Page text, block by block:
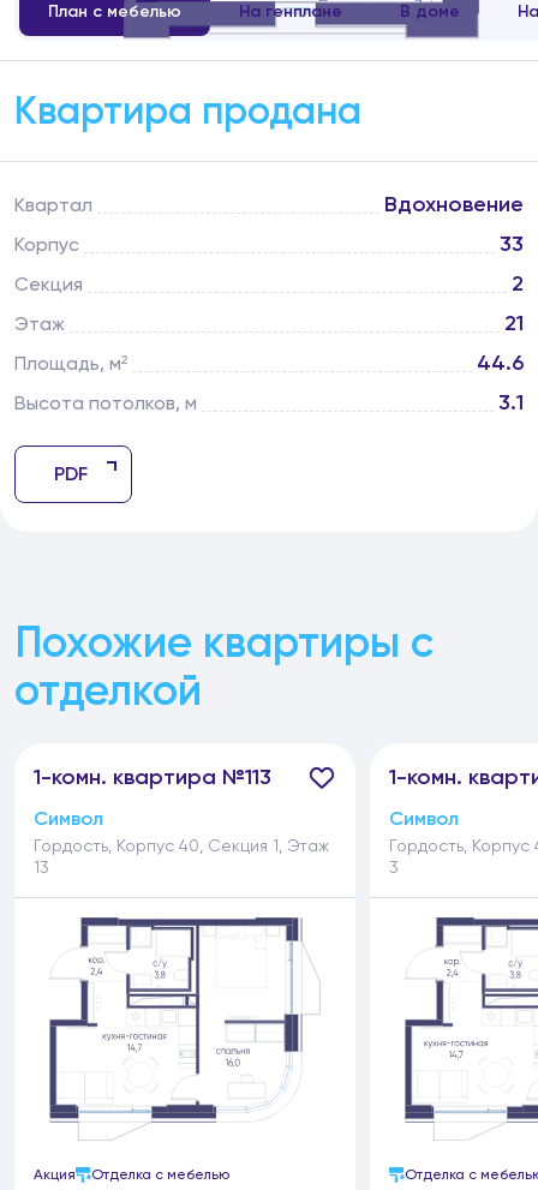
План с мебелью На генплане В доме
Квартал Вдохновение
Корпус 33
Секция 2
Этаж 21
Площадь, м² 44.6
Высота потолков, м 3.1
PDF
Квартира продана
Похожие квартиры с
отделкой
1-комн. квартира №113
Символ
Гордость, Корпус 40, Секция 1, Этаж
13
Акция Отделка с мебелью
1-комн.
Символ
Гордость,
3
Отделка с